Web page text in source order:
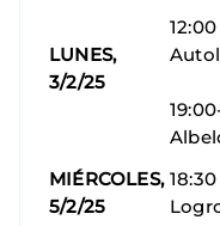
LUNES,
3/2/25
12:00
Autol
MIÉRCOLES,
5/2/25
18:30